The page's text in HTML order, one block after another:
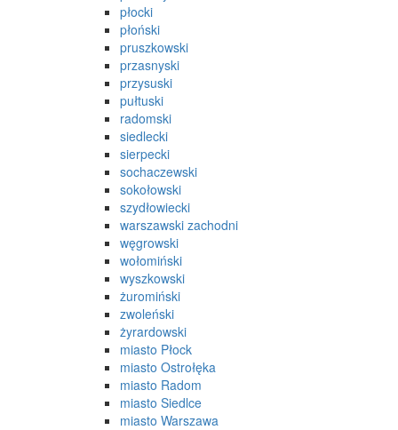
płocki
płoński
pruszkowski
przasnyski
przysuski
pułtuski
radomski
siedlecki
sierpecki
sochaczewski
sokołowski
szydłowiecki
warszawski zachodni
węgrowski
wołomiński
wyszkowski
żuromiński
zwoleński
żyrardowski
miasto Płock
miasto Ostrołęka
miasto Radom
miasto Siedlce
miasto Warszawa